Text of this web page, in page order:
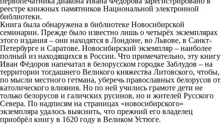
реестре книжных памятников Национальной электронной
библиотеки.
Книга была обнаружена в библиотеке Новосибирской
семинарии. Прежде было известно лишь о четырёх экземплярах
этого издания – они находятся в Лондоне, во Львове, в Санкт-
Петербурге и Саратове. Новосибирский экземпляр – наиболее
полный из находящихся в России. Что примечательно, эту книгу
Иван Фёдоров напечатал в белорусском городке Заблудов – на
территории тогдашнего Великого княжества Литовского, чтобы,
по мысли местного гетмана, уберечь православных белорусов от
католического влияния. Но по ней учились грамоте дети не
только белорусов и галичских русинов, но и жителей Русского
Севера. По надписям на страницах «новосибирского»
экземпляра удалось выяснить, что прежний его владелец
приобрёл книгу в 1620 году в Великом Устюге.